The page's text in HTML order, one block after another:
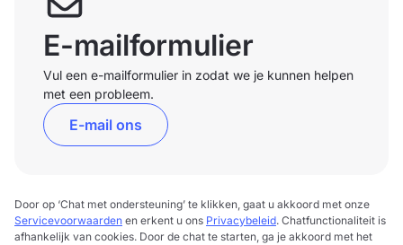
E-mailformulier
Vul een e-mailformulier in zodat we je kunnen helpen
met een probleem.
E-mail ons
Door op ‘Chat met ondersteuning’ te klikken, gaat u akkoord met onze
Servicevoorwaarden en erkent u ons Privacybeleid. Chatfunctionaliteit is
afhankelijk van cookies. Door de chat te starten, ga je akkoord met het